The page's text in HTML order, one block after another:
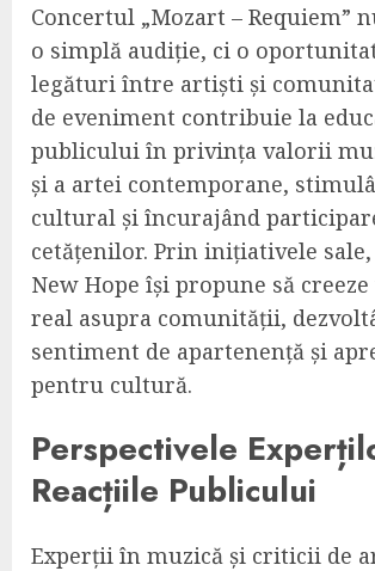
Concertul „Mozart – Requiem”
o simplă audiție, ci o
legături între artiști și
de eveniment contribuie la
publicului în privința valorii
și a artei contemporane,
cultural și încurajând
cetățenilor. Prin inițiativele
New Hope își propune să
real asupra comunității,
sentiment de apartenență și
pentru cultură.
Perspectivele
Reacțiile Publicului
Experții în muzică și criticii de